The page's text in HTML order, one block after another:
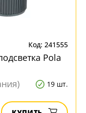
Код: 241555
Pola
19 шт.